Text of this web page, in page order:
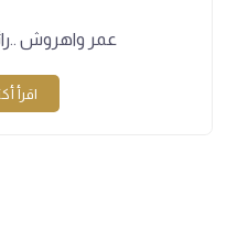
عمر واهروش
اقرأ